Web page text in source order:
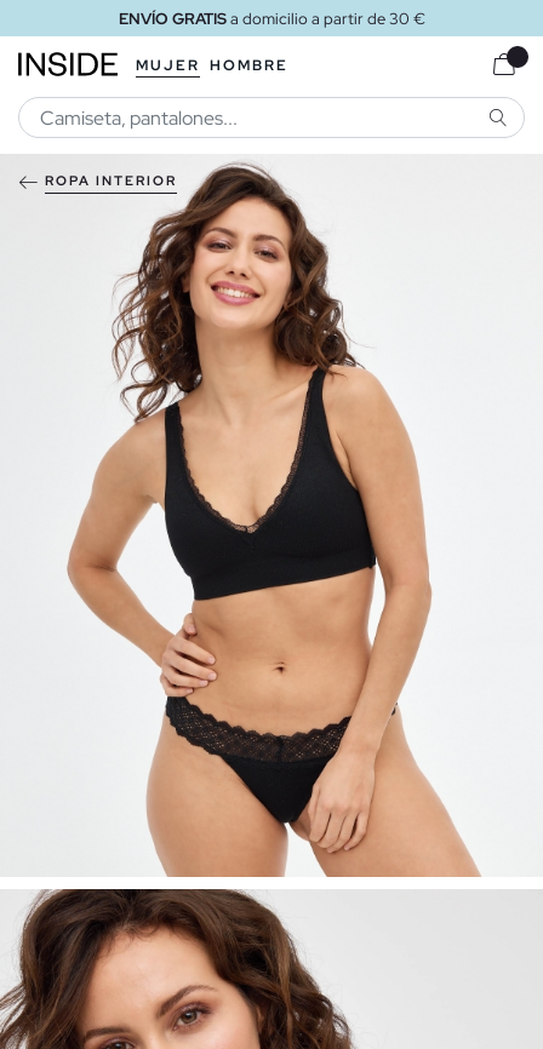
ENVÍO GRATISa domicilio a partir de 30 €
MUJER HOMBRE
ROPA INTERIOR